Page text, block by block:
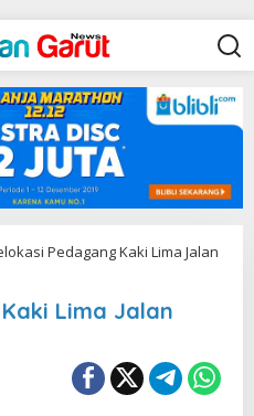
Pedagang Kaki Lima Jalan
Lima Jalan